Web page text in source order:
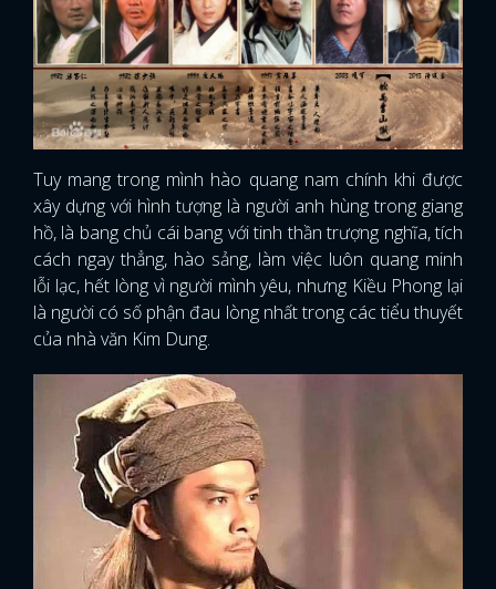
Tuy mang trong mình hào quang nam chính khi được
xây dựng với hình tượng là người anh hùng trong giang
hồ, là bang chủ cái bang với tinh thần trượng nghĩa, tích
cách ngay thẳng, hào sảng, làm việc luôn quang minh
lỗi lạc, hết lòng vì người mình yêu, nhưng Kiều Phong lại
là người có số phận đau lòng nhất trong các tiểu thuyết
của nhà văn Kim Dung.